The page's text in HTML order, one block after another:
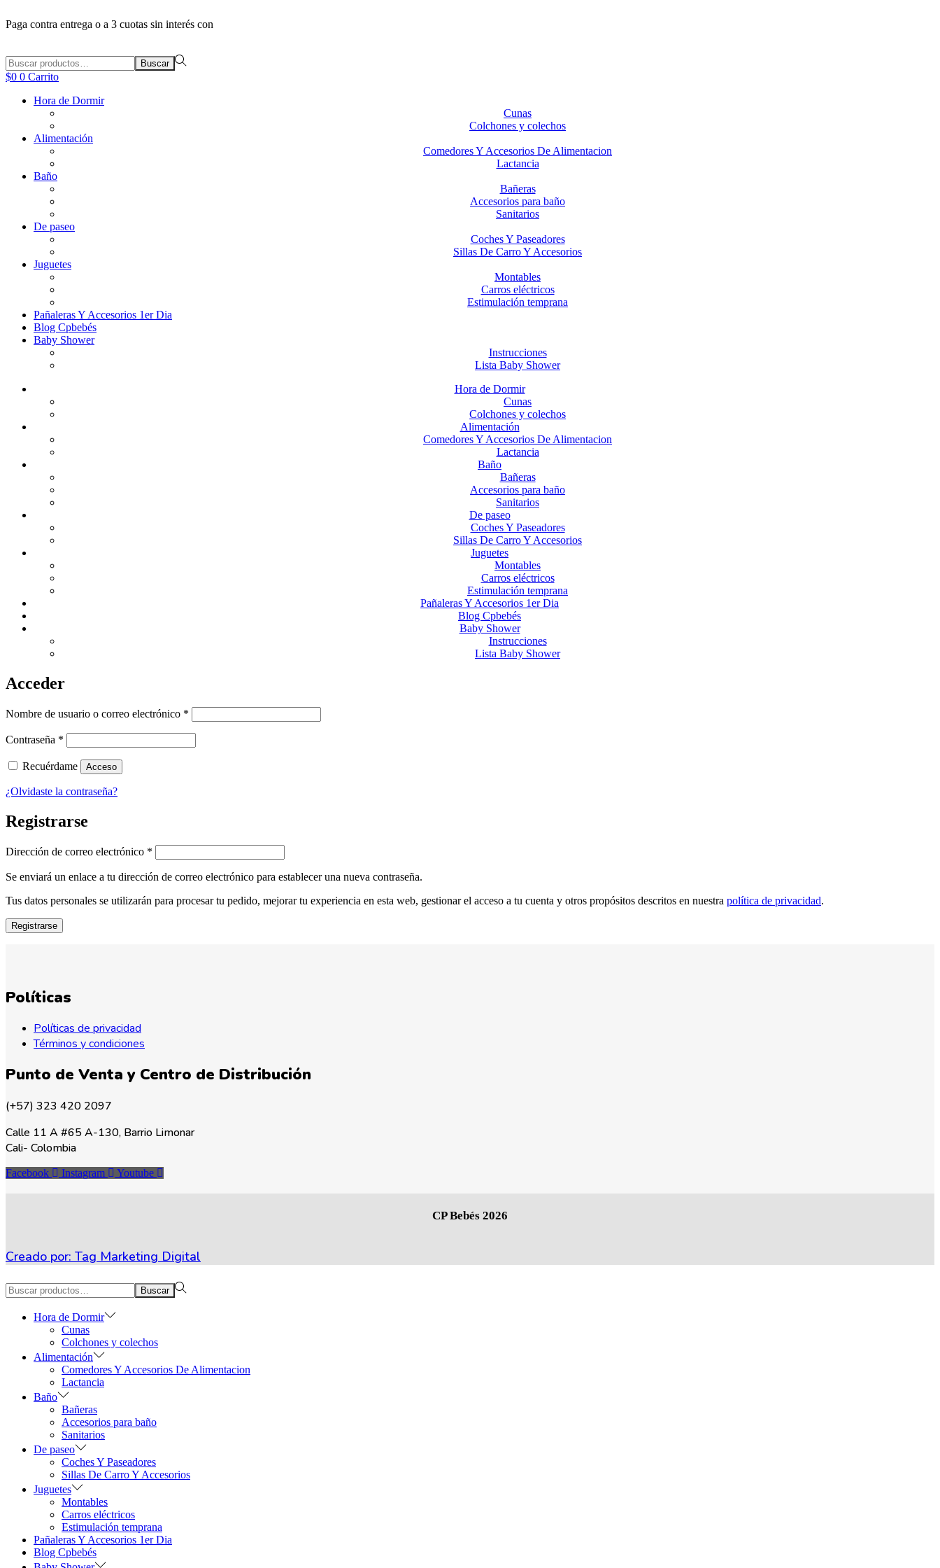
Paga contra entrega o a 3 cuotas sin interés con
Búsqueda
para:>
Buscar
$0 0 Carrito
Hora de Dormir
Cunas
Colchones y colechos
Alimentación
Comedores Y Accesorios De Alimentacion
Lactancia
Baño
Bañeras
Accesorios para baño
Sanitarios
De paseo
Coches Y Paseadores
Sillas De Carro Y Accesorios
Juguetes
Montables
Carros eléctricos
Estimulación temprana
Pañaleras Y Accesorios 1er Dia
Blog Cpbebés
Baby Shower
Instrucciones
Lista Baby Shower
Hora de Dormir
Cunas
Colchones y colechos
Alimentación
Comedores Y Accesorios De Alimentacion
Lactancia
Baño
Bañeras
Accesorios para baño
Sanitarios
De paseo
Coches Y Paseadores
Sillas De Carro Y Accesorios
Juguetes
Montables
Carros eléctricos
Estimulación temprana
Pañaleras Y Accesorios 1er Dia
Blog Cpbebés
Baby Shower
Instrucciones
Lista Baby Shower
Acceder
Nombre de usuario o correo electrónico *
Contraseña *
Recuérdame Acceso
¿Olvidaste la contraseña?
Registrarse
Dirección de correo electrónico *
Se enviará un enlace a tu dirección de correo electrónico para establecer una nueva contraseña.
Tus datos personales se utilizarán para procesar tu pedido, mejorar tu experiencia en esta web, gestionar el acceso a tu cuenta y otros propósitos descritos en nuestra política de privacidad.
Registrarse
Políticas
Políticas de privacidad
Términos y condiciones
Punto de Venta y Centro de Distribución
(+57) 323 420 2097
Calle 11 A #65 A-130, Barrio Limonar
Cali- Colombia
Facebook Instagram Youtube
CP Bebés 2026
Creado por: Tag Marketing Digital
Búsqueda
para:>
Buscar
Hora de Dormir
Cunas
Colchones y colechos
Alimentación
Comedores Y Accesorios De Alimentacion
Lactancia
Baño
Bañeras
Accesorios para baño
Sanitarios
De paseo
Coches Y Paseadores
Sillas De Carro Y Accesorios
Juguetes
Montables
Carros eléctricos
Estimulación temprana
Pañaleras Y Accesorios 1er Dia
Blog Cpbebés